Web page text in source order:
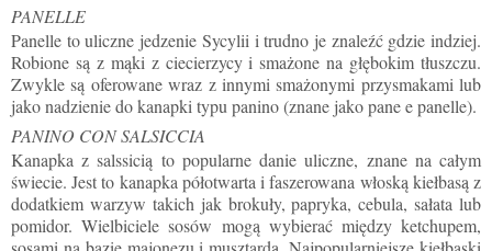
PANELLE
Panelle to uliczne jedzenie Sycylii i trudno je znaleźć gdzie indziej.
Robione są z mąki z ciecierzycy i smażone na głębokim tłuszczu.
Zwykle są oferowane wraz z innymi smażonymi przysmakami lub
jako nadzienie do kanapki typu panino (znane jako pane e panelle).
PANINO CON SALSICCIA
Kanapka z salssicią to popularne danie uliczne, znane na całym
świecie. Jest to kanapka półotwarta i faszerowana włoską kiełbasą z
dodatkiem warzyw takich jak brokuły, papryka, cebula, sałata lub
pomidor. Wielbiciele sosów mogą wybierać między ketchupem,